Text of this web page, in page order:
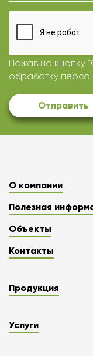
Нажав на кнопку
обработку
Отправить
О компании
Полезная
Объекты
Контакты
Продукция
Услуги